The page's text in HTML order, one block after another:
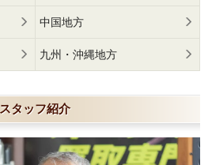
中国地方
九州・沖縄地方
スタッフ紹介